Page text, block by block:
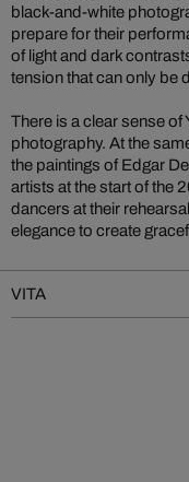
black-and-white
prepare for their
of light and dark
tension that can only be
There is a clear sense
photography. At the
the paintings of Edgar
artists at the start of the
dancers at their
elegance to create
VITA